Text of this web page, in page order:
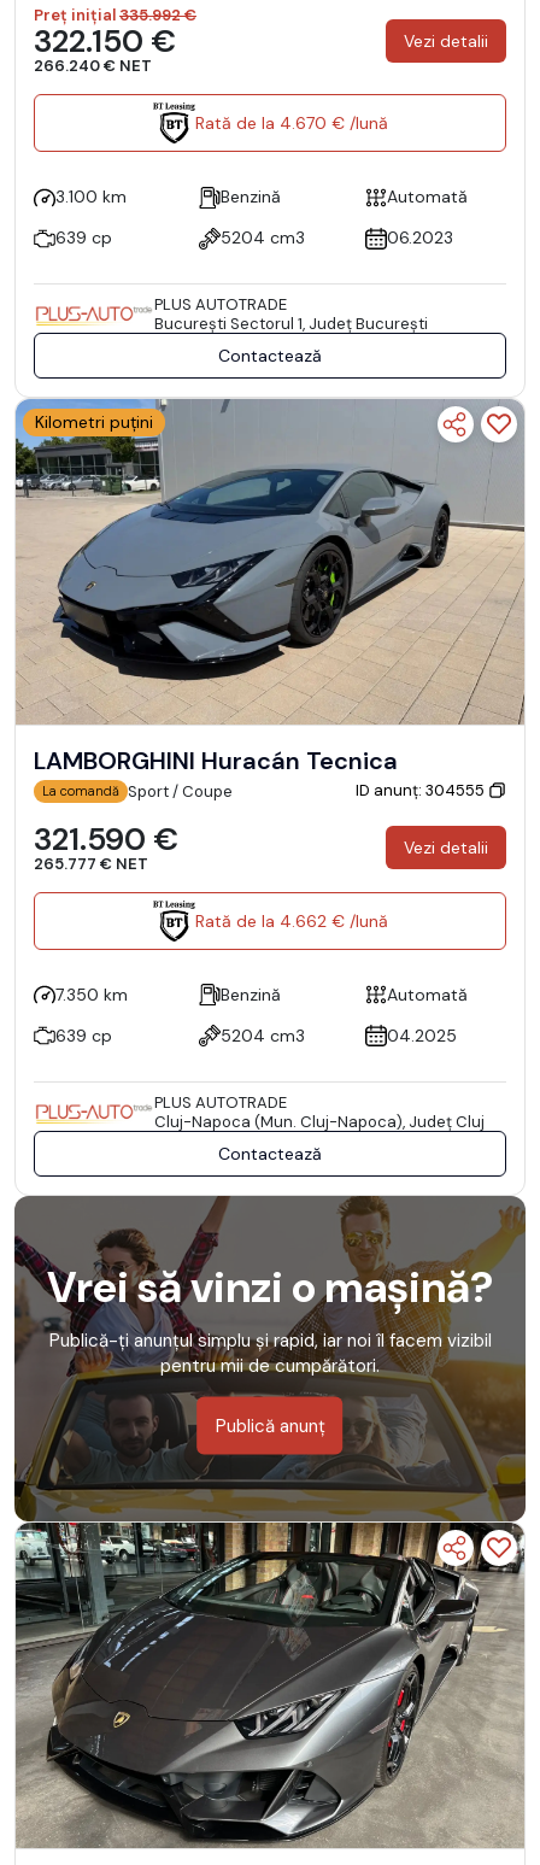
Preț inițial335.992 €
322.150 €
266.240 € NET
Vezi detalii
Rată de la 4.670 € /lună
3.100 km Benzină
Automată
639 cp
5204 cm3 06.2023
PLUS AUTOTRADE
Bucureşti Sectorul 1, Județ București
Contactează
Kilometri puțini
LAMBORGHINI Huracán Tecnica
La comandă Sport / Coupe ID anunț: 304555
321.590 €
265.777 € NET
Vezi detalii
Rată de la 4.662 € /lună
7.350 km Benzină
Automată
639 cp
5204 cm3 04.2025
PLUS AUTOTRADE
Cluj-Napoca (Mun. Cluj-Napoca), Județ Cluj
Contactează
Vrei să vinzi o mașină?
Publică-ți anunțul simplu și rapid, iar noi îl facem vizibil
pentru mii de cumpărători.
Publică anunț